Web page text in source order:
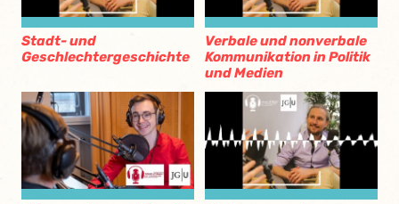
Stadt- und
Geschlechtergeschichte
Verbale und nonverbale
Kommunikation in Politik
und Medien